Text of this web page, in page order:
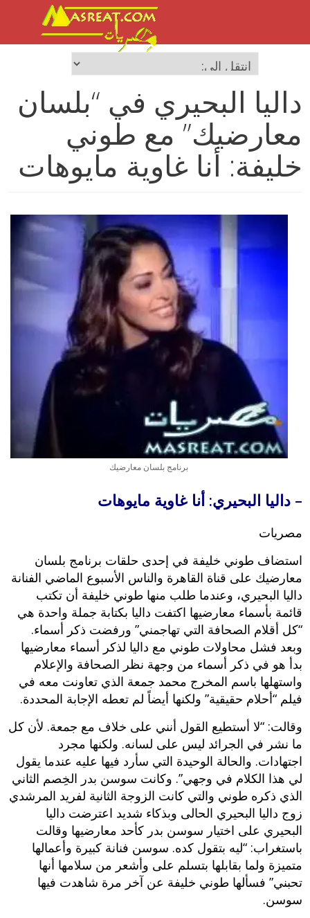
داليا البحيري في “بلسان
معارضيك” مع طوني
خليفة: أنا غاوية مايوهات
برنامج بلسان معارضيك
– داليا البحيري: أنا غاوية مايوهات
مصريات
استضاف طوني خليفة في إحدى حلقات برنامج بلسان
معارضيك على قناة القاهرة والناس الأسبوع الماضي الفنانة
داليا البحيري، وعندما طلب منها طوني خليفة أن تكتب
قائمة بأسماء معارضيها اكتفت داليا بكتابة جملة واحدة هي
“كل أقلام الصحافة التي تهاجمني” ورفضت ذكر أسماء.
وبعد فشل محاولات طوني مع داليا لذكر أسماء معارضيها
بدأ هو في ذكر أسماء من وجهة نظر الصحافة والإعلام
واستهلها باسم المخرج محمد جمعة الذي تعاونت معه في
فيلم “أحلام حقيقية” ولكنها أيضاً لم تعطه الإجابة المحددة.
وقالت: “لا أستطيع القول أنني على خلاف مع جمعة. لأن كل
ما نشر في الجرائد ليس على لسانه. ولكنها مجرد
اجتهادات. والحالة الوحيدة التي سأرد فيها عليه عندما يقول
لي هذا الكلام في وجهي”. وكانت سوسن بدر الخِصم الثاني
الذي ذكره طوني والتي كانت الزوجة الثانية لفريد المرشدي
زوج داليا البحيري الحالى وبذكاء شديد اعترضت داليا
البحيري على اختيار سوسن بدر كأحد معارضيها وقالت
باستغراب: “ليه بتقول كده. سوسن فنانة كبيرة وأعمالها
متميزة ولما بقابلها بتسلم على وأشعر من سلامها أنها
تحبني” فسألها طوني خليفة عن آخر مرة شاهدت فيها
سوسن.